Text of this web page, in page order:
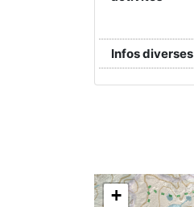
Infos diverses
+